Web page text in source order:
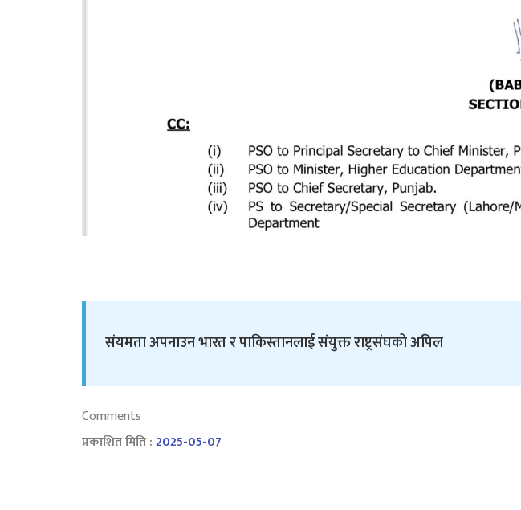
संयमता अपनाउन भारत र पाकिस्तानलाई संयुक्त राष्ट्रसंघको अपिल
Comments
प्रकाशित मिति :2025-05-07